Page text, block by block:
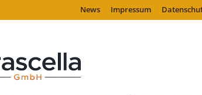
News Impressum